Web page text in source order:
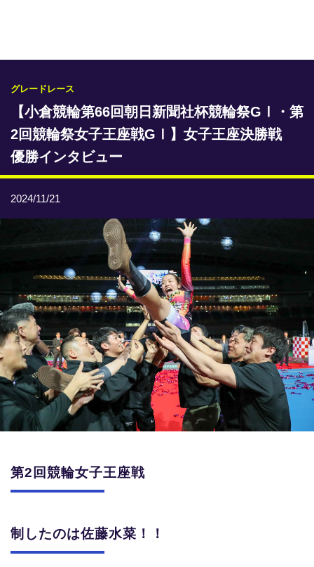
レース情報
本日のおすすめレース
年間開催予定表
トリマクリオリジナル予想
トリマクリコラム
選手ランキング
競輪場ガイド
記者紹介
ご意見をお聞かせください
支払い方法、ポイント利用規約
車券は20歳になってから・のめり込む不安のある方のご相
グレードレース
【小倉競輪第66回朝日新聞社杯競輪祭GⅠ・第
2回競輪祭女子王座戦GⅠ】女子王座決勝戦
優勝インタビュー
2024/11/21
第2回競輪女子王座戦
制したのは佐藤水菜！！